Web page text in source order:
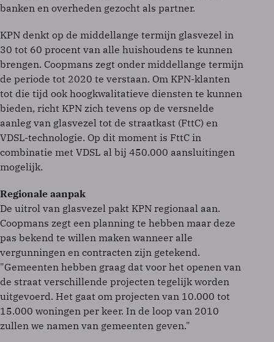
banken en overheden gezocht als partner.
KPN denkt op de middellange termijn glasvezel in
30 tot 60 procent van alle huishoudens te kunnen
brengen. Coopmans zegt onder middellange termijn
de periode tot 2020 te verstaan. Om KPN-klanten
tot die tijd ook hoogkwalitatieve diensten te kunnen
bieden, richt KPN zich tevens op de versnelde
aanleg van glasvezel tot de straatkast (FttC) en
VDSL-technologie. Op dit moment is FttC in
combinatie met VDSL al bij 450.000 aansluitingen
mogelijk.
Regionale aanpak
De uitrol van glasvezel pakt KPN regionaal aan.
Coopmans zegt een planning te hebben maar deze
pas bekend te willen maken wanneer alle
vergunningen en contracten zijn getekend.
"Gemeenten hebben graag dat voor het openen van
de straat verschillende projecten tegelijk worden
uitgevoerd. Het gaat om projecten van 10.000 tot
15.000 woningen per keer. In de loop van 2010
zullen we namen van gemeenten geven."